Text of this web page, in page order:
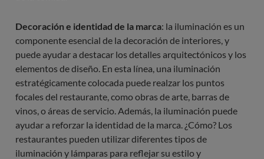
Decoración e identidad de la marca: la iluminación es un
componente esencial de la decoración de interiores, y
puede ayudar a destacar los detalles arquitectónicos y los
elementos de diseño. En esta línea, una iluminación
estratégicamente colocada puede realzar los puntos
focales del restaurante, como obras de arte, barras de
vinos, o áreas de servicio. Además, la iluminación puede
ayudar a reforzar la identidad de la marca. ¿Cómo? Los
restaurantes pueden utilizar diferentes tipos de
iluminación y lámparas para reflejar su estilo y